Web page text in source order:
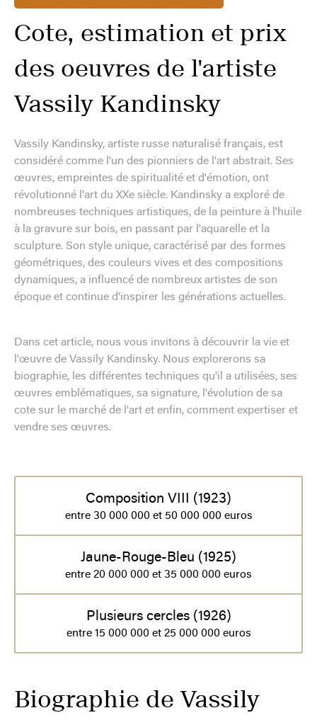
Cote, estimation et prix
des oeuvres de l'artiste
Vassily Kandinsky
Vassily Kandinsky, artiste russe naturalisé français, est
considéré comme l'un des pionniers de l'art abstrait. Ses
œuvres, empreintes de spiritualité et d'émotion, ont
révolutionné l'art du XXe siècle. Kandinsky a exploré de
nombreuses techniques artistiques, de la peinture à l'huile
à la gravure sur bois, en passant par l'aquarelle et la
sculpture. Son style unique, caractérisé par des formes
géométriques, des couleurs vives et des compositions
dynamiques, a influencé de nombreux artistes de son
époque et continue d'inspirer les générations actuelles.
Dans cet article, nous vous invitons à découvrir la vie et
l'œuvre de Vassily Kandinsky. Nous explorerons sa
biographie, les différentes techniques qu'il a utilisées, ses
œuvres emblématiques, sa signature, l'évolution de sa
cote sur le marché de l'art et enfin, comment expertiser et
vendre ses œuvres.
Composition VIII (1923)
entre 30 000 000 et 50 000 000 euros
Jaune-Rouge-Bleu (1925)
entre 20 000 000 et 35 000 000 euros
Plusieurs cercles (1926)
entre 15 000 000 et 25 000 000 euros
Biographie de Vassily